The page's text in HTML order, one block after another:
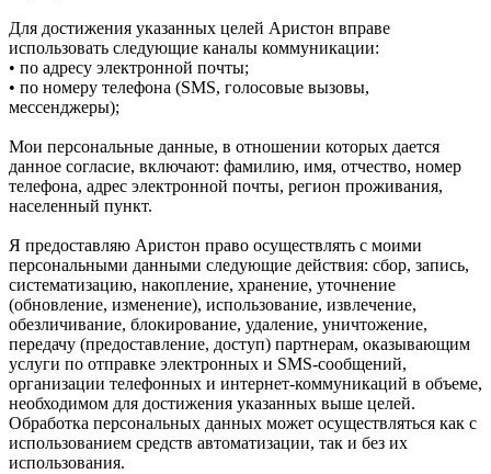
Для достижения указанных целей Аристон вправе
использовать следующие каналы коммуникации:
• по адресу электронной почты;
• по номеру телефона (SMS, голосовые вызовы,
мессенджеры);
Мои персональные данные, в отношении которых дается
данное согласие, включают: фамилию, имя, отчество, номер
телефона, адрес электронной почты, регион проживания,
населенный пункт.
Я предоставляю Аристон право осуществлять с моими
персональными данными следующие действия: сбор, запись,
систематизацию, накопление, хранение, уточнение
(обновление, изменение), использование, извлечение,
обезличивание, блокирование, удаление, уничтожение,
передачу (предоставление, доступ) партнерам, оказывающим
услуги по отправке электронных и SMS‑сообщений,
организации телефонных и интернет‑коммуникаций в объеме,
необходимом для достижения указанных выше целей.
Обработка персональных данных может осуществляться как с
использованием средств автоматизации, так и без их
использования.